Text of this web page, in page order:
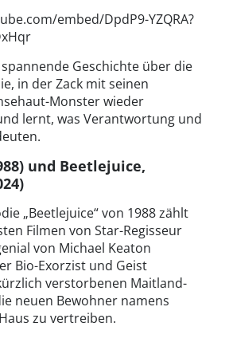
embed/DpdP9-YZQRA?
Geschichte über die
in der Zack mit seinen
Monster wieder
lernt, was Verantwortung und
und Beetlejuice,
„Beetlejuice“ von 1988 zählt
Filmen von Star-Regisseur
von Michael Keaton
Bio-Exorzist und Geist
verstorbenen Maitland-
neuen Bewohner namens
zu vertreiben.